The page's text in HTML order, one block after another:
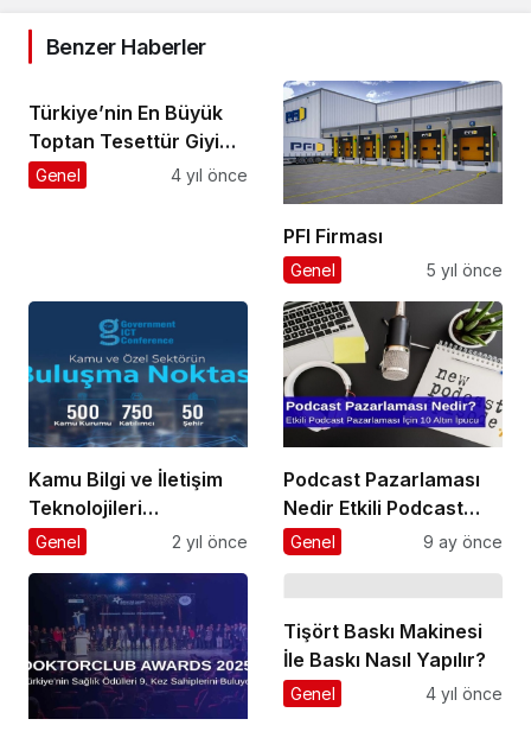
Benzer Haberler
Türkiye’nin En Büyük
Toptan Tesettür Giyim
Markası Ayshan Moda
Genel 4 yıl önce
PFI Firması
Genel 5 yıl önce
Kamu Bilgi ve İletişim
Teknolojileri
Konferansı 2024
Genel 2 yıl önce
Podcast Pazarlaması
Nedir Etkili Podcast
Pazarlaması için 10
Genel 9 ay önce
Tişört Baskı Makinesi
İle Baskı Nasıl Yapılır?
Genel 4 yıl önce